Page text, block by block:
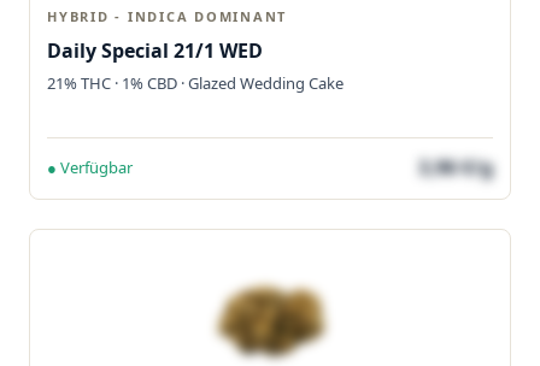
HYBRID - INDICA DOMINANT
Daily Special 21/1 WED
21% THC · 1% CBD · Glazed Wedding Cake
● Verfügbar 3,96 €/g